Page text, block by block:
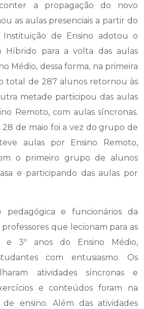
conter a propagação do novo
as aulas presenciais a partir do
Instituição de Ensino adotou o
Híbrido para a volta das aulas
Médio, dessa forma, na primeira
total de 287 alunos retornou às
metade participou das aulas
Remoto, com aulas síncronas.
28 de maio foi a vez do grupo de
aulas por Ensino Remoto,
o primeiro grupo de alunos
e participando das aulas por
pedagógica e funcionários da
professores que lecionam para as
e 3º anos do Ensino Médio,
com entusiasmo. Os
atividades síncronas e
e conteúdos foram na
ensino. Além das atividades